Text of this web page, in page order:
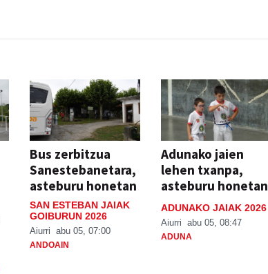
Bus zerbitzua
Sanestebanetara,
asteburu honetan
SAN ESTEBAN JAIAK
GOIBURUN 2026
Aiurri abu 05, 07:00
ANDOAIN
Adunako jaien
lehen txanpa,
asteburu honetan
ADUNAKO JAIAK 2026
Aiurri abu 05, 08:47
ADUNA